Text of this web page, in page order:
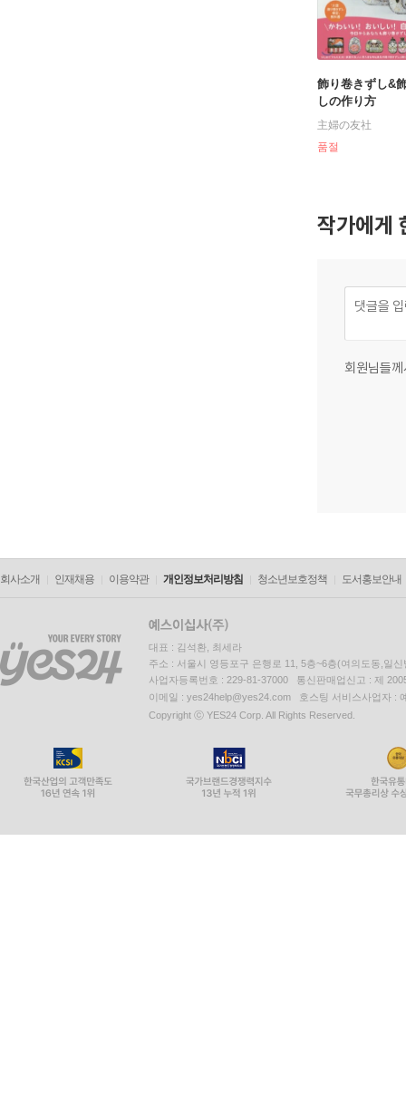
飾り卷きずし&
しの作り方
主婦の友社
품절
작가에게
회원님들
회사소개 인재채용 이용약관 개인정보처리방침 청소년보호정책 도서홍보안내
대표 : 김석환, 최세라
주소 : 서울시 영등포구 은행로 11, 5층~6층(여의도동,일신
사업자등록번호 : 229-81-37000 통신판매업신고 : 제
이메일 : yes24help@yes24.com 호스팅 서비스사업자 :
Copyright ⓒ YES24 Corp. All Rights Reserved.